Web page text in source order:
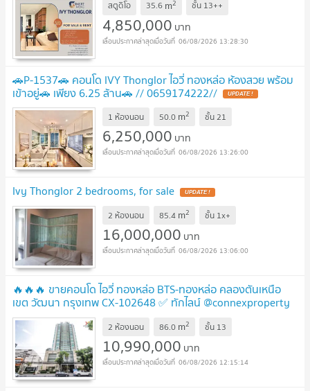
สตูดิโอ 35.6 m2 ชั้น 13++
4,850,000 บาท
06/08/2026 13:28:30
🚗P-1537🚗 คอนโด IVY Thonglor ไอวี่ ทองหล่อ ห้องสวย พร้อม
เข้าอยู่🚗 เพียง 6.25 ล้าน🚗 // 0659174222// UPDATE !
1 ห้องนอน 50.0 m2 ชั้น21
6,250,000 บาท
06/08/2026 13:26:00
Ivy Thonglor 2 bedrooms, for sale UPDATE !
2 ห้องนอน 85.4 m2 ชั้น 1x+
16,000,000 บาท
06/08/2026 13:06:00
🔥🔥🔥 ขายคอนโด ไอวี่ ทองหล่อ BTS-ทองหล่อ คลองตันเหนือ
เขต วัฒนา กรุงเทพ CX-102648 ✅ ทักไลน์ @connexproperty
ตอบทันที ทีมงานมืออาชีพ ✅ 🔥🔥🔥
2 ห้องนอน 86.0 m2 ชั้น 13
10,990,000 บาท
06/08/2026 12:15:14